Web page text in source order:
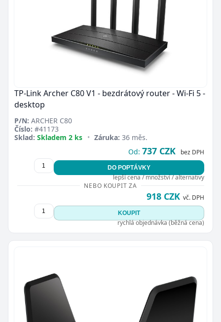
TP-Link Archer C80 V1 - bezdrátový router - Wi-Fi 5 -
desktop
P/N: ARCHER C80
Číslo: #41173
Sklad: Skladem 2 ks • Záruka: 36 měs.
Od: 737 CZK bez DPH
DO POPTÁVKY
lepší cena / množství / alternativy
NEBO KOUPIT ZA
918 CZK vč. DPH
KOUPIT
rychlá objednávka (běžná cena)